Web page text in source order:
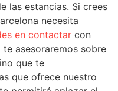
las estancias. Si crees
necesita
en contactar con
te asesoraremos sobre
que te
que ofrece nuestro